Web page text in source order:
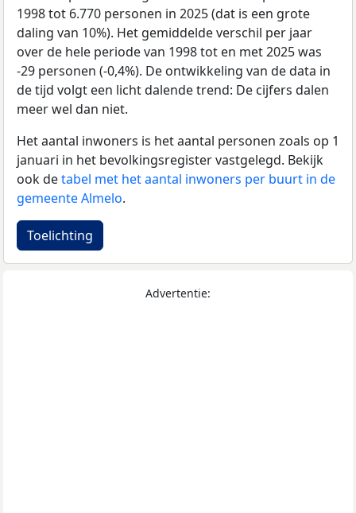
1998 tot 6.770 personen in 2025 (dat is een grote
daling van 10%). Het gemiddelde verschil per jaar
over de hele periode van 1998 tot en met 2025 was
-29 personen (-0,4%). De ontwikkeling van de data in
de tijd volgt een licht dalende trend: De cijfers dalen
meer wel dan niet.
Het aantal inwoners is het aantal personen zoals op 1
januari in het bevolkingsregister vastgelegd. Bekijk
ook detabel met het aantal inwoners per buurt in de
gemeente Almelo.
Toelichting
Advertentie: